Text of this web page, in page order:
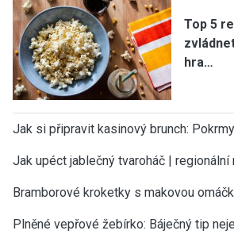
Top 5
hra…
Jak si připravit kasinový brunch:
Jak upéct jablečný tvaroháč | regionální
Bramborové kroketky s makovou
Plněné vepřové žebírko: Báječný tip